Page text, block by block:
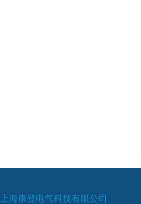
上海康登电气科技有限公司